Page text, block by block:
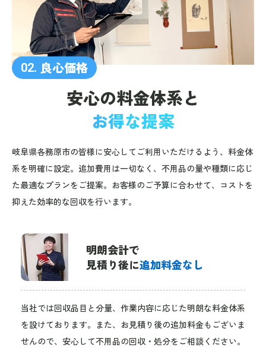
02. 良心価格
安心の料金体系と
お得な提案
岐阜県各務原市の皆様に安心してご利用いただけるよう、料金体
系を明確に設定。追加費用は一切なく、不用品の量や種類に応じ
た最適なプランをご提案。お客様のご予算に合わせて、コストを
抑えた効率的な回収を行います。
明朗会計で
見積り後に追加料金なし
当社では回収品目と分量、作業内容に応じた明朗な料金体系
を設けております。また、お見積り後の追加料金もございま
せんので、安心して不用品の回収・処分をご相談ください。